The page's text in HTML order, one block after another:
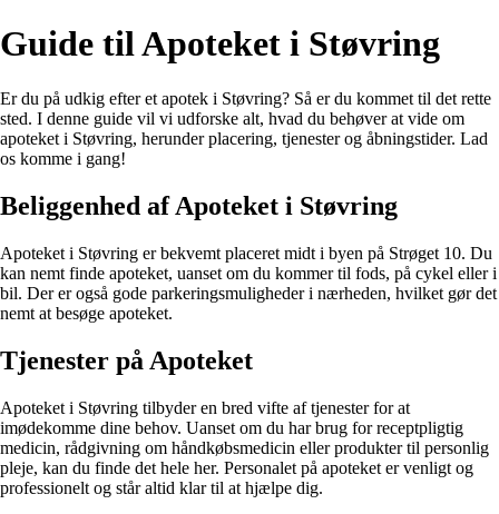
Guide til Apoteket i Støvring
Er du på udkig efter et apotek i Støvring? Så er du kommet til det rette
sted. I denne guide vil vi udforske alt, hvad du behøver at vide om
apoteket i Støvring, herunder placering, tjenester og åbningstider. Lad
os komme i gang!
Beliggenhed af Apoteket i Støvring
Apoteket i Støvring er bekvemt placeret midt i byen på Strøget 10. Du
kan nemt finde apoteket, uanset om du kommer til fods, på cykel eller i
bil. Der er også gode parkeringsmuligheder i nærheden, hvilket gør det
nemt at besøge apoteket.
Tjenester på Apoteket
Apoteket i Støvring tilbyder en bred vifte af tjenester for at
imødekomme dine behov. Uanset om du har brug for receptpligtig
medicin, rådgivning om håndkøbsmedicin eller produkter til personlig
pleje, kan du finde det hele her. Personalet på apoteket er venligt og
professionelt og står altid klar til at hjælpe dig.